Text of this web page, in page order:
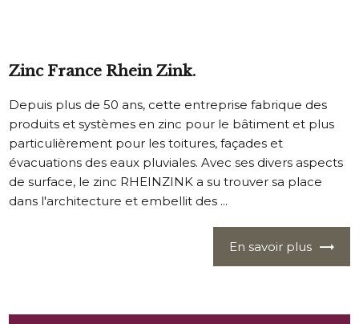
Zinc France Rhein Zink.
Depuis plus de 50 ans, cette entreprise fabrique des
produits et systèmes en zinc pour le bâtiment et plus
particulièrement pour les toitures, façades et
évacuations des eaux pluviales. Avec ses divers aspects
de surface, le zinc RHEINZINK a su trouver sa place
dans l'architecture et embellit des ...
En savoir plus